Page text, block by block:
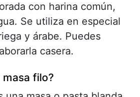
con harina común,
Se utiliza en especial
y árabe. Puedes
casera.
masa filo?